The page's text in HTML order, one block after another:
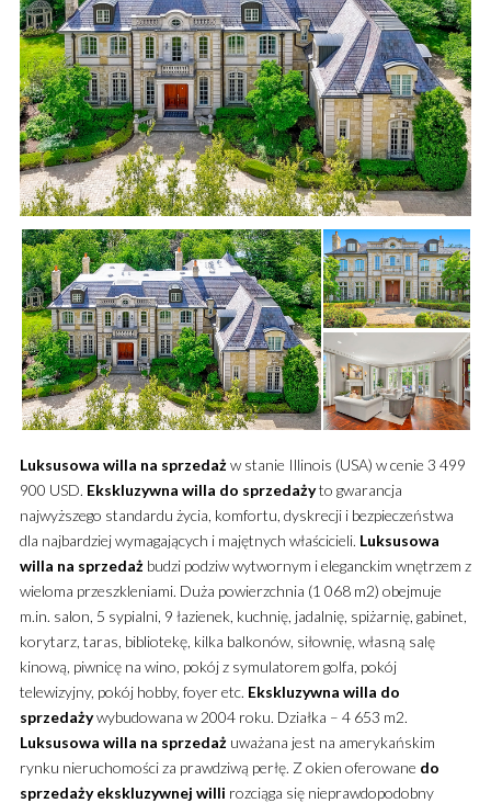
Luksusowa willa na sprzedażw stanie Illinois (USA) w cenie 3 499
900 USD. Ekskluzywna willa do sprzedażyto gwarancja
najwyższego standardu życia, komfortu, dyskrecji i bezpieczeństwa
dla najbardziej wymagających i majętnych właścicieli. Luksusowa
willa na sprzedażbudzi podziw wytwornym i eleganckim wnętrzem z
wieloma przeszkleniami. Duża powierzchnia (1 068 m2) obejmuje
m.in. salon, 5 sypialni, 9 łazienek, kuchnię, jadalnię, spiżarnię, gabinet,
korytarz, taras, bibliotekę, kilka balkonów, siłownię, własną salę
kinową, piwnicę na wino, pokój z symulatorem golfa, pokój
telewizyjny, pokój hobby, foyer etc. Ekskluzywna willa do
sprzedażywybudowana w 2004 roku. Działka – 4 653 m2.
Luksusowa willa na sprzedażuważana jest na amerykańskim
rynku nieruchomości za prawdziwą perłę. Z okien oferowane do
sprzedaży ekskluzywnej willi rozciąga się nieprawdopodobny